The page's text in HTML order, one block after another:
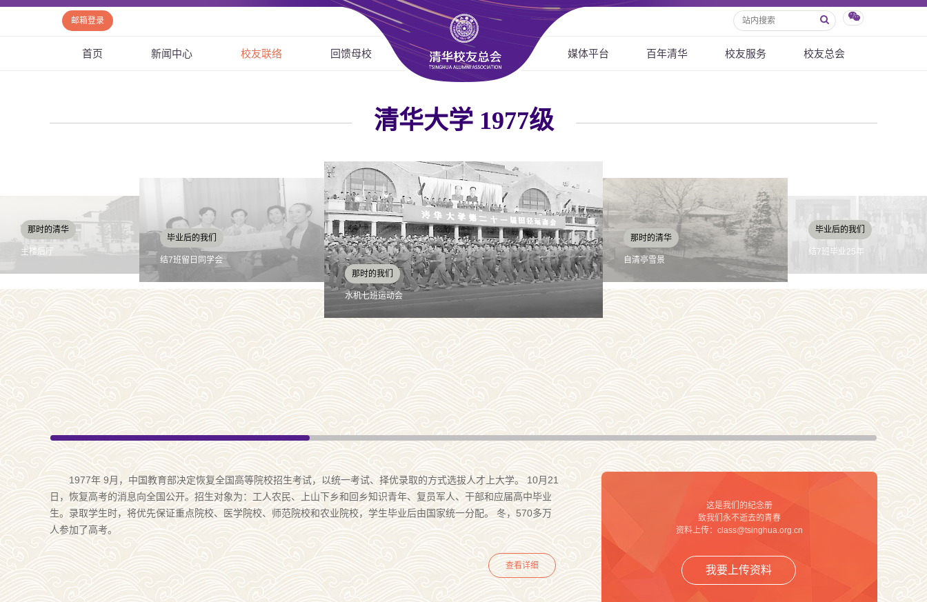
邮箱登录
首页 新闻中心 校友联络 回馈母校 媒体平台 百年清华 校友服务 校友总会
清华大学 1977级
毕业后的我们
结7班留日同学会
那时的我们
水机七班运动会
那时的清华
自清亭雪景
毕业后的我们
结7班毕业25年
那时的我们
测量实习（结7班）
1977年 9月，中国教育部决定恢复全国高等院校招生考试，以统一考试、择优录取的方式选拔人才上大学。 10月21
日，恢复高考的消息向全国公开。招生对象为：工人农民、上山下乡和回乡知识青年、复员军人、干部和应届高中毕业
生。录取学生时，将优先保证重点院校、医学院校、师范院校和农业院校，学生毕业后由国家统一分配。 冬，570多万
人参加了高考。
查看详细
这是我们的纪念册
致我们永不逝去的青春
资料上传：class@tsinghua.org.cn
我要上传资料